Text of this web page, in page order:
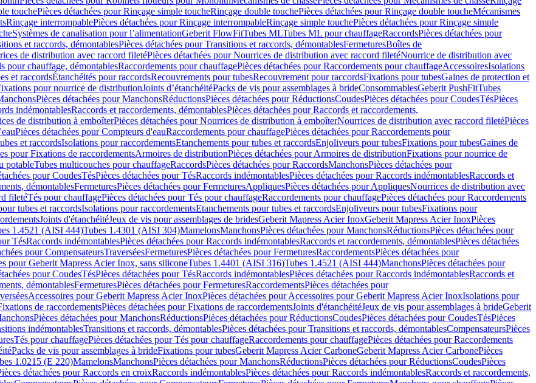
touchePièces détachées pour Rinçage simple toucheRinçage double touchePièces détachées pour Rinçage double toucheMécanismes
Rinçage interrompablePièces détachées pour Rinçage interrompableRinçage simple touchePièces détachées pour Rinçage simple
Systèmes de canalisation pour l’alimentationGeberit FlowFitTubes MLTubes ML pour chauffageRaccordsPièces détachées pour
et raccords, démontablesPièces détachées pour Transitions et raccords, démontablesFermeturesBoîtes de
de distribution avec raccord filetéPièces détachées pour Nourrices de distribution avec raccord filetéNourrice de distribution avec
pour chauffage, démontablesRaccordements pour chauffagePièces détachées pour Raccordements pour chauffageAccessoiresIsolations
et raccordsÉtanchéités pour raccordsRecouvrements pour tubesRecouvrement pour raccordsFixations pour tubesGaines de protection et
pour nourrice de distributionJoints d’étanchéitéPacks de vis pour assemblages à brideConsommablesGeberit PushFitTubes
Pièces détachées pour ManchonsRéductionsPièces détachées pour RéductionsCoudesPièces détachées pour CoudesTésPièces
indémontablesRaccords et raccordements, démontablesPièces détachées pour Raccords et raccordements,
de distribution à emboîterPièces détachées pour Nourrices de distribution à emboîterNourrices de distribution avec raccord filetéPièces
Pièces détachées pour Compteurs d'eauRaccordements pour chauffagePièces détachées pour Raccordements pour
et raccordsIsolations pour raccordementsEtanchements pour tubes et raccordsEnjoliveurs pour tubesFixations pour tubesGaines de
pour Fixations de raccordementsArmoires de distributionPièces détachées pour Armoires de distributionFixations pour nourrice de
potableTubes multicouches pour chauffageRaccordsPièces détachées pour RaccordsManchonsPièces détachées pour
pour CoudesTésPièces détachées pour TésRaccords indémontablesPièces détachées pour Raccords indémontablesRaccords et
démontablesFermeturesPièces détachées pour FermeturesAppliquesPièces détachées pour AppliquesNourrices de distribution avec
filetéTés pour chauffagePièces détachées pour Tés pour chauffageRaccordements pour chauffagePièces détachées pour Raccordements
tubes et raccordsIsolations pour raccordementsEtanchements pour tubes et raccordsEnjoliveurs pour tubesFixations pour
Joints d'étanchéitéJeux de vis pour assemblages de bridesGeberit Mapress Acier InoxGeberit Mapress Acier InoxPièces
1.4521 (AISI 444)Tubes 1.4301 (AISI 304)MamelonsManchonsPièces détachées pour ManchonsRéductionsPièces détachées pour
TésRaccords indémontablesPièces détachées pour Raccords indémontablesRaccords et raccordements, démontablesPièces détachées
pour CompensateursTraverséesFermeturesPièces détachées pour FermeturesRaccordementsPièces détachées pour
pour Geberit Mapress Acier Inox, sans siliconeTubes 1.4401 (AISI 316)Tubes 1.4521 (AISI 444)ManchonsPièces détachées pour
pour CoudesTésPièces détachées pour TésRaccords indémontablesPièces détachées pour Raccords indémontablesRaccords et
démontablesFermeturesPièces détachées pour FermeturesRaccordementsPièces détachées pour
Accessoires pour Geberit Mapress Acier InoxPièces détachées pour Accessoires pour Geberit Mapress Acier InoxIsolations pour
de raccordementsPièces détachées pour Fixations de raccordementsJoints d'étanchéitéJeux de vis pour assemblages à brideGeberit
Pièces détachées pour ManchonsRéductionsPièces détachées pour RéductionsCoudesPièces détachées pour CoudesTésPièces
indémontablesTransitions et raccords, démontablesPièces détachées pour Transitions et raccords, démontablesCompensateursPièces
Tés pour chauffagePièces détachées pour Tés pour chauffageRaccordements pour chauffagePièces détachées pour Raccordements
Packs de vis pour assemblages à brideFixations pour tubesGeberit Mapress Acier CarboneGeberit Mapress Acier CarbonePièces
1.0215 (E 220)MamelonsManchonsPièces détachées pour ManchonsRéductionsPièces détachées pour RéductionsCoudesPièces
détachées pour Raccords en croixRaccords indémontablesPièces détachées pour Raccords indémontablesRaccords et raccordements,